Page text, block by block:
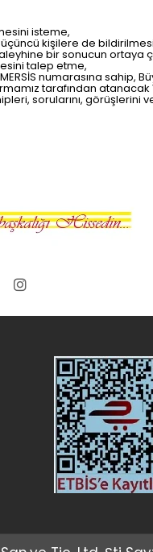
isteme,
kişilere de
bir sonucun ortaya
talep etme,
numarasına sahip,
tarafından
sorularını, görüşlerini